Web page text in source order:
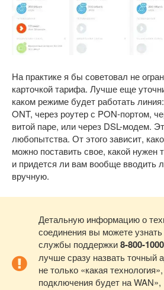
На практике я бы советовал не
карточкой тарифа. Лучше еще
каком режиме будет работать
ONT, через роутер с PON-портом,
витой паре, или через DSL-модем.
любопытства. От этого зависит,
можно поставить свое, какой нужен
и придется ли вам вообще вводить
вручную.
Детальную информацию о
соединения вы можете
службы поддержки8-800-
лучше сразу назвать точный
не только «какая
подключения будет на